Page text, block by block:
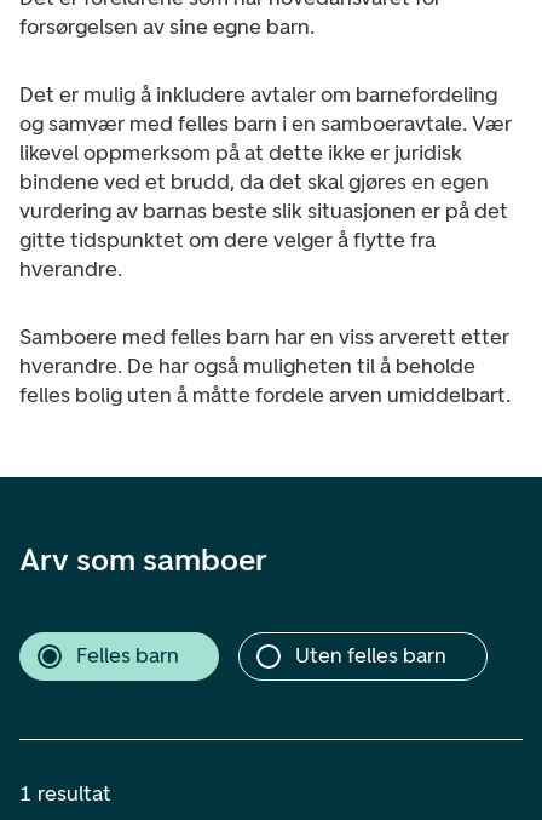
forsørgelsen av sine egne barn.
Det er mulig å inkludere avtaler om barnefordeling
og samvær med felles barn i en samboeravtale. Vær
likevel oppmerksom på at dette ikke er juridisk
bindene ved et brudd, da det skal gjøres en egen
vurdering av barnas beste slik situasjonen er på det
gitte tidspunktet om dere velger å flytte fra
hverandre.
Samboere med felles barn har en viss arverett etter
hverandre. De har også muligheten til å beholde
felles bolig uten å måtte fordele arven umiddelbart.
Arv som samboer
Felles barn Uten felles barn
1 resultat